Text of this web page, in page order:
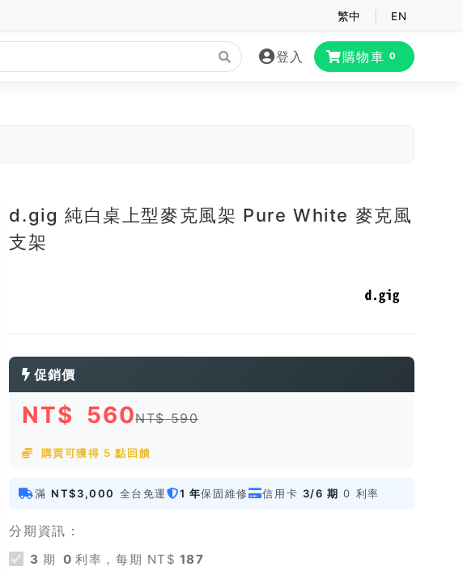
繁中 EN
登入 購物車 0
d.gig 純白桌上型麥克風架 Pure White 麥克風
支架
促銷價
NT$ 560NT$ 590
購買可獲得 5 點回饋
滿 NT$3,000 全台免運 1 年保固維修 信用卡 3/6 期 0 利率
分期資訊：
3 期 0 利率，每期 NT$ 187